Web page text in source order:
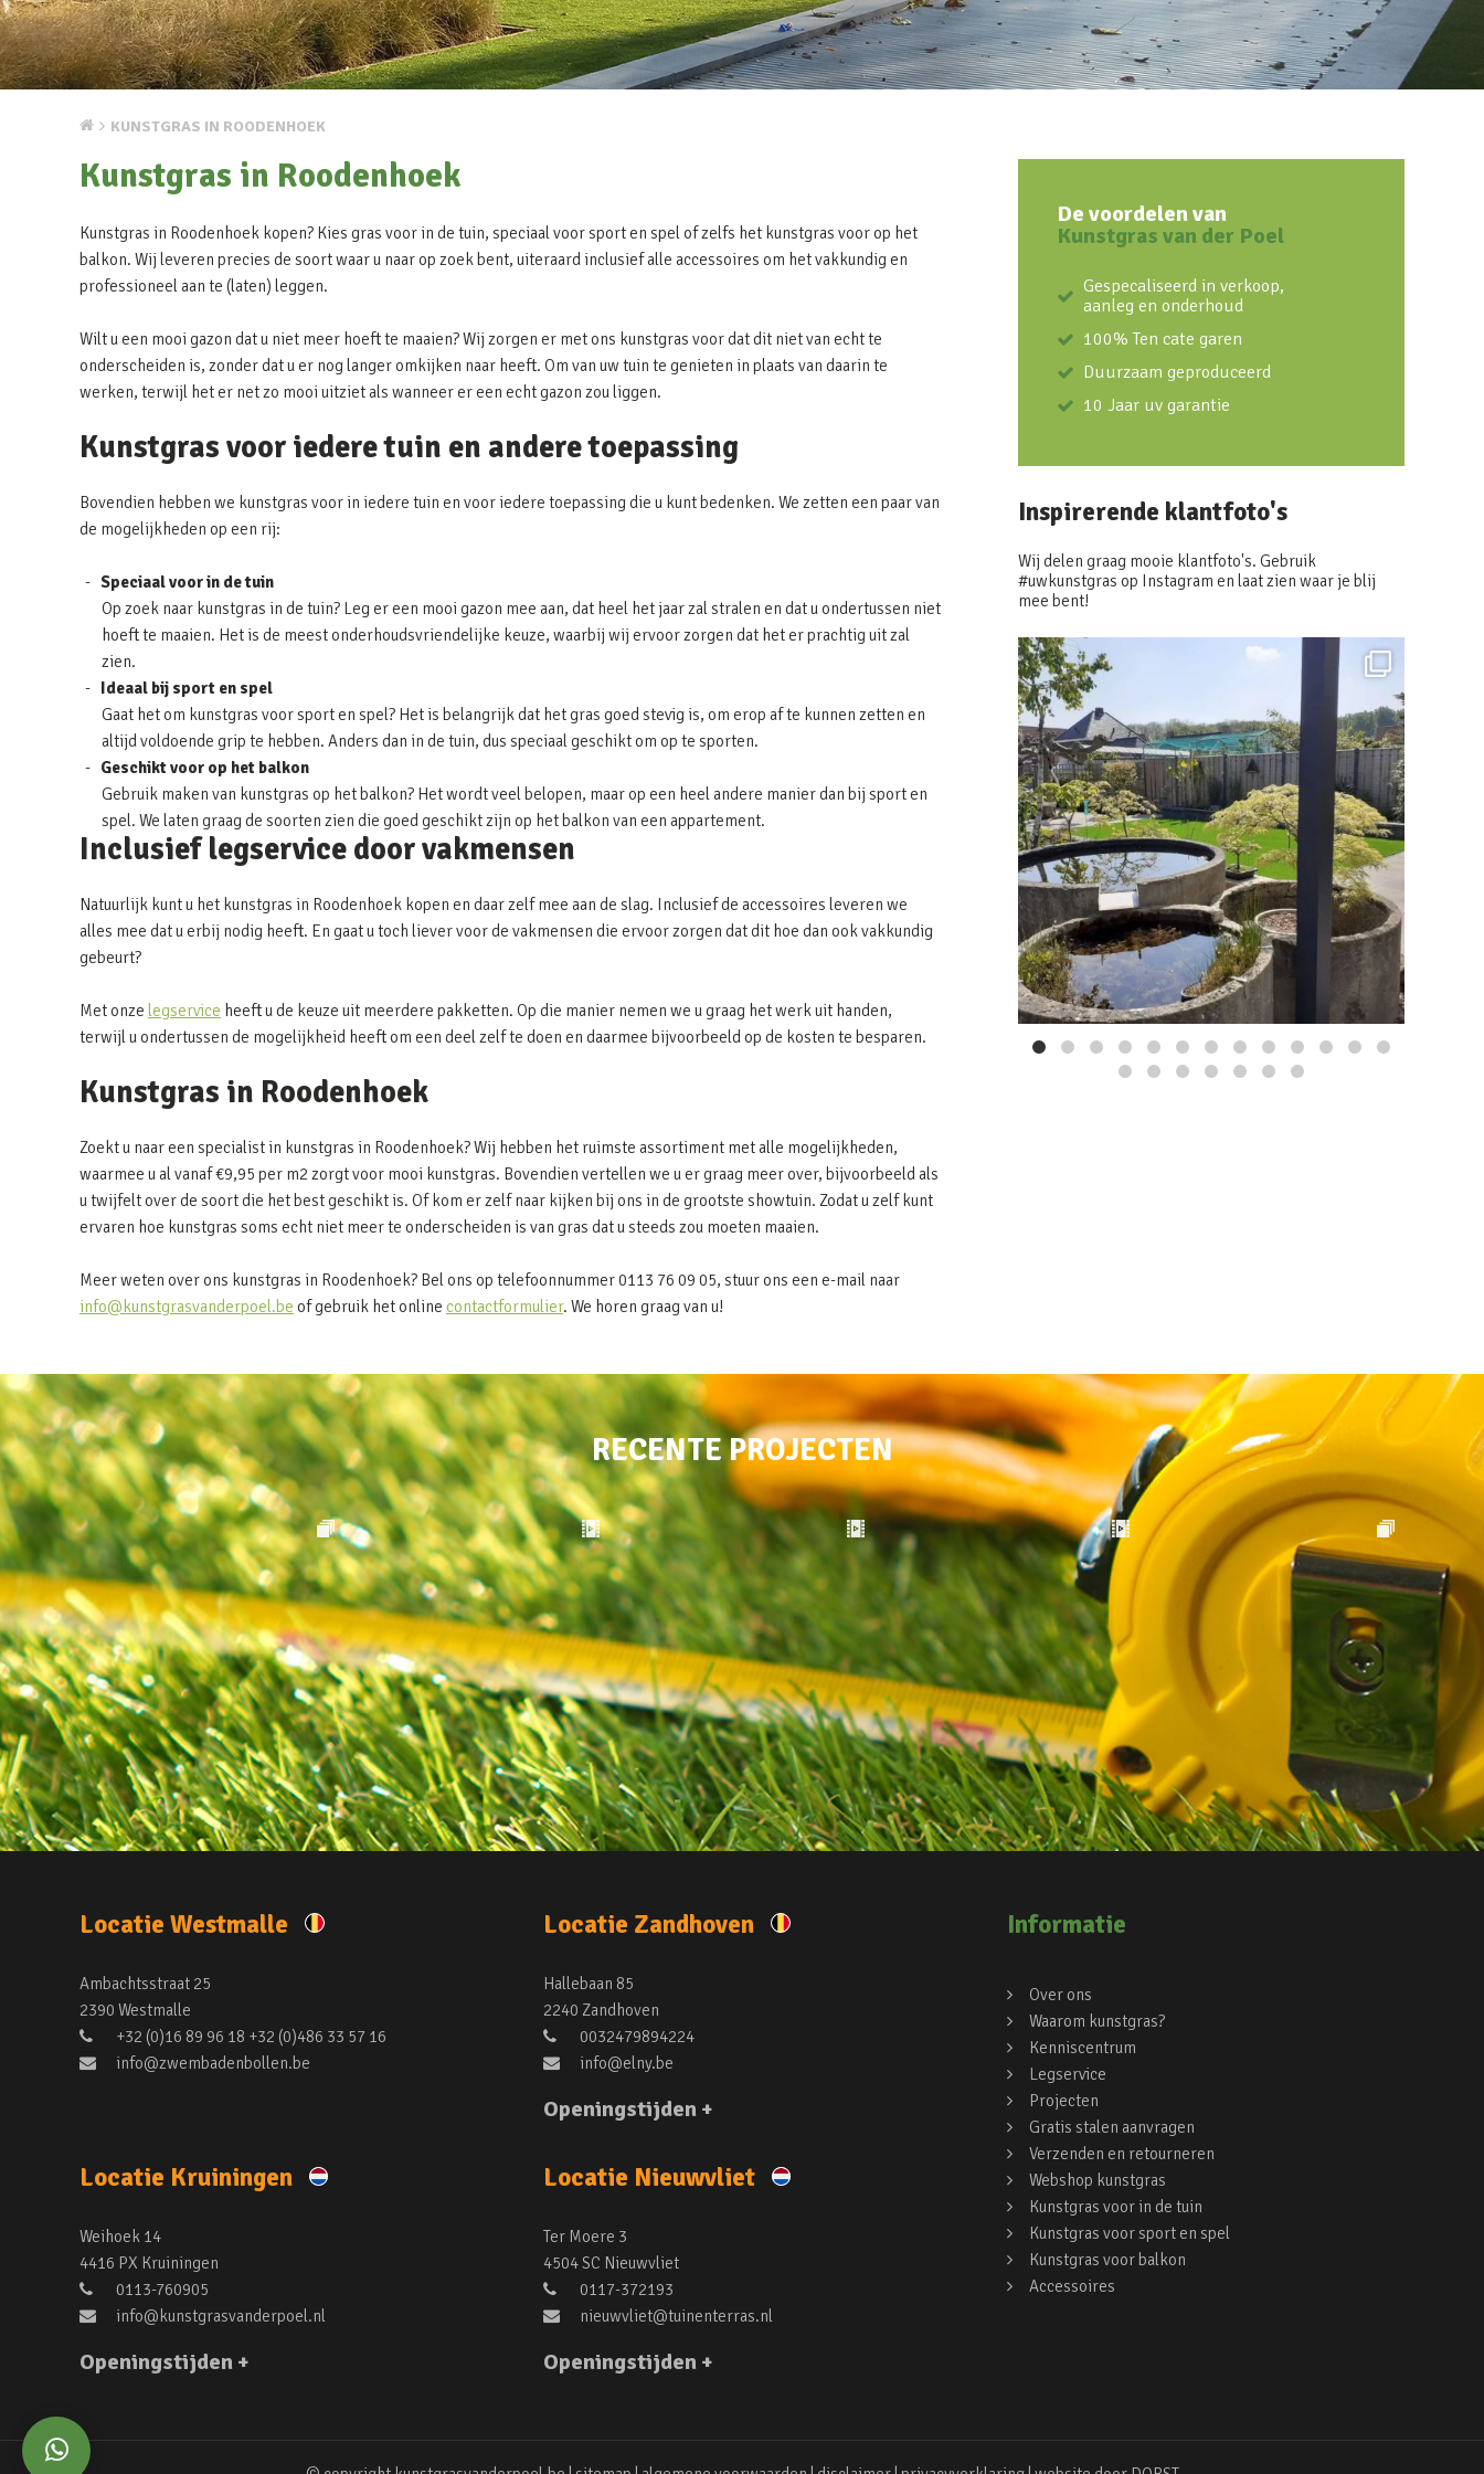
KUNSTGRAS IN ROODENHOEK
Kunstgras in Roodenhoek
Kunstgras in Roodenhoek kopen? Kies gras voor in de tuin, speciaal voor sport en spel of zelfs het kunstgras voor op het
balkon. Wij leveren precies de soort waar u naar op zoek bent, uiteraard inclusief alle accessoires om het vakkundig en
professioneel aan te (laten) leggen.
Wilt u een mooi gazon dat u niet meer hoeft te maaien? Wij zorgen er met ons kunstgras voor dat dit niet van echt te
onderscheiden is, zonder dat u er nog langer omkijken naar heeft. Om van uw tuin te genieten in plaats van daarin te
werken, terwijl het er net zo mooi uitziet als wanneer er een echt gazon zou liggen.
Kunstgras voor iedere tuin en andere toepassing
Bovendien hebben we kunstgras voor in iedere tuin en voor iedere toepassing die u kunt bedenken. We zetten een paar van
de mogelijkheden op een rij:
Speciaal voor in de tuin
Op zoek naar kunstgras in de tuin? Leg er een mooi gazon mee aan, dat heel het jaar zal stralen en dat u ondertussen niet
hoeft te maaien. Het is de meest onderhoudsvriendelijke keuze, waarbij wij ervoor zorgen dat het er prachtig uit zal
zien.
Ideaal bij sport en spel
Gaat het om kunstgras voor sport en spel? Het is belangrijk dat het gras goed stevig is, om erop af te kunnen zetten en
altijd voldoende grip te hebben. Anders dan in de tuin, dus speciaal geschikt om op te sporten.
Geschikt voor op het balkon
Gebruik maken van kunstgras op het balkon? Het wordt veel belopen, maar op een heel andere manier dan bij sport en
spel. We laten graag de soorten zien die goed geschikt zijn op het balkon van een appartement.
Inclusief legservice door vakmensen
Natuurlijk kunt u het kunstgras in Roodenhoek kopen en daar zelf mee aan de slag. Inclusief de accessoires leveren we
alles mee dat u erbij nodig heeft. En gaat u toch liever voor de vakmensen die ervoor zorgen dat dit hoe dan ook vakkundig
gebeurt?
Met onze legservice heeft u de keuze uit meerdere pakketten. Op die manier nemen we u graag het werk uit handen,
terwijl u ondertussen de mogelijkheid heeft om een deel zelf te doen en daarmee bijvoorbeeld op de kosten te besparen.
Kunstgras in Roodenhoek
Zoekt u naar een specialist in kunstgras in Roodenhoek? Wij hebben het ruimste assortiment met alle mogelijkheden,
waarmee u al vanaf €9,95 per m2 zorgt voor mooi kunstgras. Bovendien vertellen we u er graag meer over, bijvoorbeeld als
u twijfelt over de soort die het best geschikt is. Of kom er zelf naar kijken bij ons in de grootste showtuin. Zodat u zelf kunt
ervaren hoe kunstgras soms echt niet meer te onderscheiden is van gras dat u steeds zou moeten maaien.
Meer weten over ons kunstgras in Roodenhoek? Bel ons op telefoonnummer 0113 76 09 05, stuur ons een e-mail naar
info@kunstgrasvanderpoel.be of gebruik het online contactformulier. We horen graag van u!
De voordelen van
Kunstgras van der Poel
Gespecaliseerd in verkoop,
aanleg en onderhoud
100% Ten cate garen
Duurzaam geproduceerd
10 Jaar uv garantie
Inspirerende klantfoto's
Wij delen graag mooie klantfoto's. Gebruik
#uwkunstgras op Instagram en laat zien waar je blij
mee bent!
Mei 3
RECENTE PROJECTEN
Locatie Westmalle
Ambachtsstraat 25
2390 Westmalle
+32 (0)16 89 96 18 +32 (0)486 33 57 16
info@zwembadenbollen.be
Locatie Zandhoven
Hallebaan 85
2240 Zandhoven
0032479894224
info@elny.be
Openingstijden +
Locatie Kruiningen
Weihoek 14
4416 PX Kruiningen
0113-760905
info@kunstgrasvanderpoel.nl
Openingstijden +
Locatie Nieuwvliet
Ter Moere 3
4504 SC Nieuwvliet
0117-372193
nieuwvliet@tuinenterras.nl
Openingstijden +
Informatie
Over ons
Waarom kunstgras?
Kenniscentrum
Legservice
Projecten
Gratis stalen aanvragen
Verzenden en retourneren
Webshop kunstgras
Kunstgras voor in de tuin
Kunstgras voor sport en spel
Kunstgras voor balkon
Accessoires